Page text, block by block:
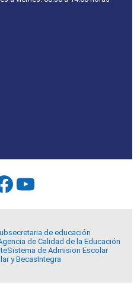
YouTube
de educación
de Calidad de la Educación
Sistema de Admision Escolar
y BecasIntegra